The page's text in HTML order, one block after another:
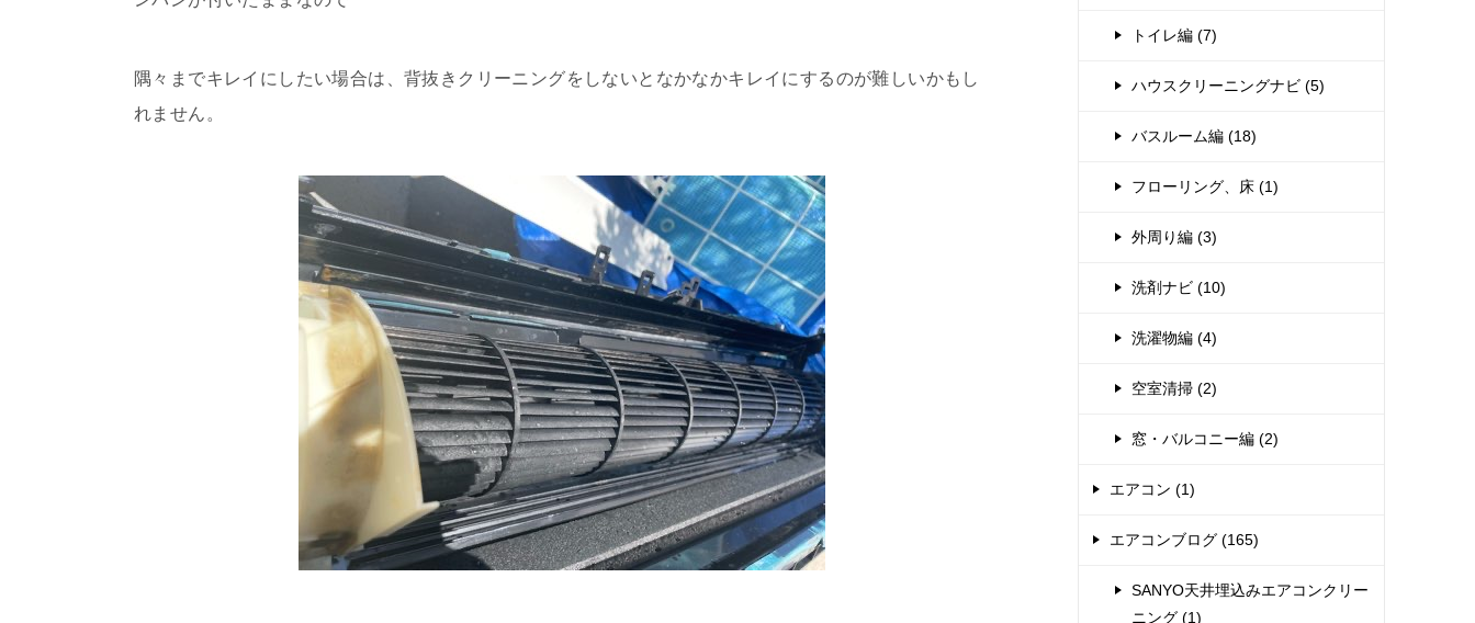
隅々までキレイにしたい場合は、背抜きクリーニングをしないとなかなかキレイにするのが難しいかもし
れません。
トイレ編 (7)
ハウスクリーニングナビ (5)
バスルーム編 (18)
フローリング、床 (1)
外周り編 (3)
洗剤ナビ (10)
洗濯物編 (4)
空室清掃 (2)
窓・バルコニー編 (2)
エアコン (1)
エアコンブログ (165)
SANYO天井埋込みエアコンクリー
ニング (1)